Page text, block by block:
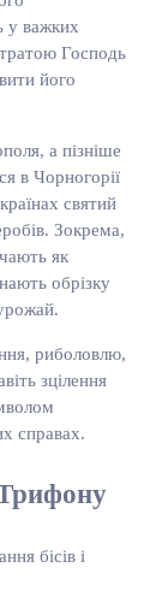
у важких
Господь
його
а пізніше
в Чорногорії
святий
Зокрема,
як
обрізку
риболовлю,
зцілення
справах.
бісів і